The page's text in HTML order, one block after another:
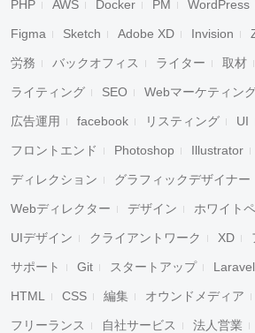
PHP AWS Docker PM WordPress
Figma Sketch Adobe XD Invision
労務 バックオフィス ライター 取材
ライティング SEO Webマーケティン
広告運用 facebook リスティング UI
フロントエンド Photoshop Illustrator
ディレクション グラフィックデザイナー
Webディレクター デザイン ホワイト
UIデザイン クライアントワーク XD
サポート Git スタートアップ Laravel
HTML CSS 編集 オウンドメディア
フリーランス 自社サービス 法人営業